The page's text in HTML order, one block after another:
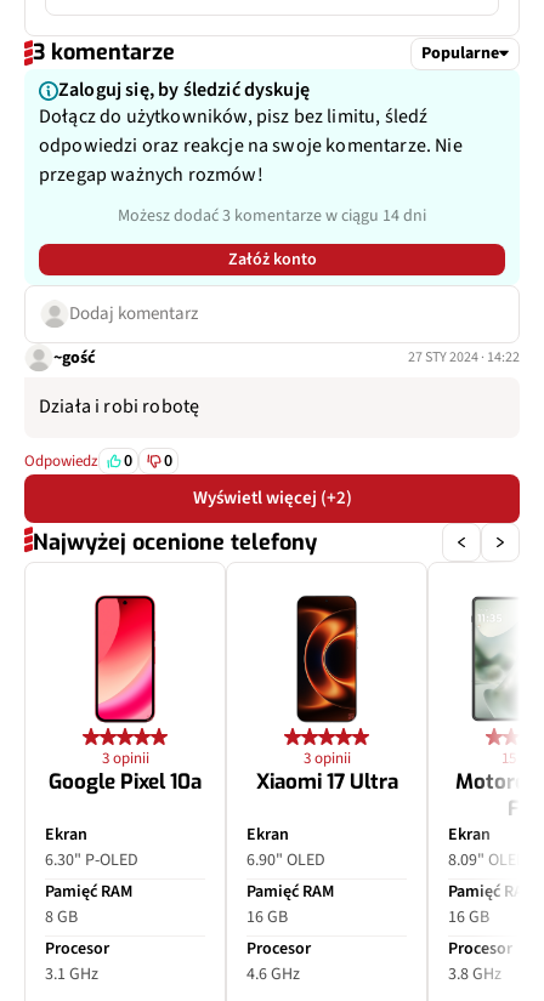
Filmy
Filmy parametr 1080p@30fps
Inne
Typ USB USB-C
3 komentarze Popularne
Zaloguj się, by śledzić dyskuję
Dołącz do użytkowników, pisz bez limitu, śledź
odpowiedzi oraz reakcje na swoje komentarze. Nie
przegap ważnych rozmów!
Możesz dodać 3 komentarze w ciągu 14 dni
Załóż konto
Dodaj komentarz
~gość 27 STY 2024 · 14:22
Działa i robi robotę
Odpowiedz 0 0
Wyświetl więcej (+2)
Najwyżej ocenione telefony
3 opinii
Google Pixel 10a
Ekran
6.30" P-OLED
Pamięć RAM
8 GB
Procesor
3.1 GHz
3 opinii
Xiaomi 17 Ultra
Ekran
6.90" OLED
Pamięć RAM
16 GB
Procesor
4.6 GHz
15
Motorola
Ekran
8.09" OLED
Pamięć RAM
16 GB
Procesor
3.8 GHz